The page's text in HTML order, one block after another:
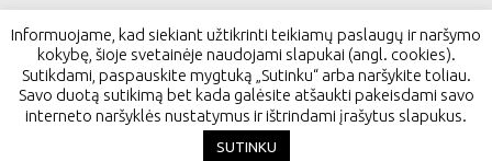
© 2026. Visos teisės saugomos. UAB M Prekyba
Stadiono g. 1, Kairiai, LT-80118, Šiaulių r.
Interneto svetainių kūrimas:
Informuojame, kad siekiant užtikrinti teikiamų paslaugų ir naršymo
kokybę, šioje svetainėje naudojami slapukai (angl. cookies).
Sutikdami, paspauskite mygtuką „Sutinku“ arba naršykite toliau.
Savo duotą sutikimą bet kada galėsite atšaukti pakeisdami savo
interneto naršyklės nustatymus ir ištrindami įrašytus slapukus.
SUTINKU